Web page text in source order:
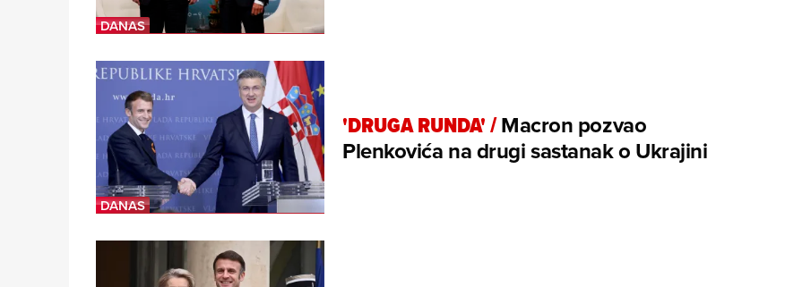
'DRUGA RUNDA'/Macron pozvao
Plenkovića na drugi sastanak o Ukrajini